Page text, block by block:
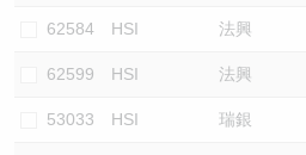
62584 HSI 法興
62599 HSI 法興
53033 HSI 瑞銀